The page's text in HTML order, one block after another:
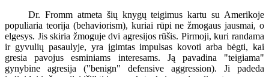
Dr. Fromm atmeta šių knygų teigimus kartu su Amerikoje
populiaria teorija (behaviorism), kuriai rūpi ne žmogaus jausmai, o
elgesys. Jis skiria žmoguje dvi agresijos rūšis. Pirmoji, kuri randama
ir gyvulių pasaulyje, yra įgimtas impulsas kovoti arba bėgti, kai
gresia pavojus esminiams interesams. Ją pavadina "teigiama"
gynybine agresija ("benign" defensive aggression). Ji padeda